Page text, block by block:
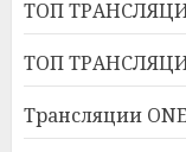
ТОП
ТОП
Трансляции